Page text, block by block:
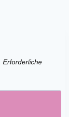
Erforderliche